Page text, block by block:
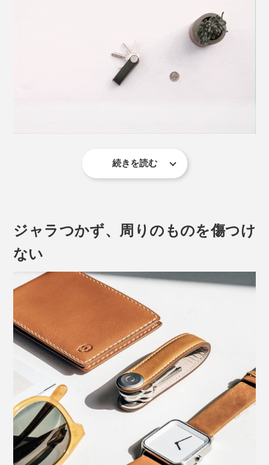
鍵は回転動作で取り出します。使わない鍵まで一緒に回
続きを読む
ジャラつかず、周りのものを傷つけ
ない